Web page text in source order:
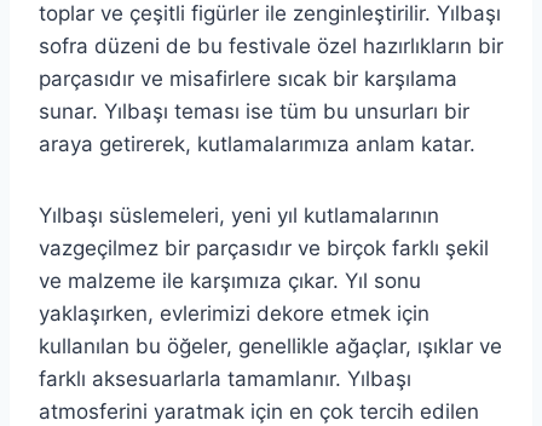
toplar ve çeşitli figürler ile zenginleştirilir. Yılbaşı
sofra düzeni de bu festivale özel hazırlıkların bir
parçasıdır ve misafirlere sıcak bir karşılama
sunar. Yılbaşı teması ise tüm bu unsurları bir
araya getirerek, kutlamalarımıza anlam katar.
Yılbaşı süslemeleri, yeni yıl kutlamalarının
vazgeçilmez bir parçasıdır ve birçok farklı şekil
ve malzeme ile karşımıza çıkar. Yıl sonu
yaklaşırken, evlerimizi dekore etmek için
kullanılan bu öğeler, genellikle ağaçlar, ışıklar ve
farklı aksesuarlarla tamamlanır. Yılbaşı
atmosferini yaratmak için en çok tercih edilen